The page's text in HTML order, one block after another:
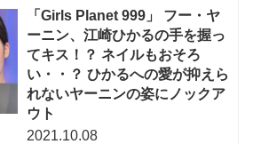
「Girls Planet 999」 フー・ヤ
ーニン、江崎ひかるの手を握っ
てキス！？ ネイルもおそろ
い・・？ ひかるへの愛が抑えら
れないヤーニンの姿にノックア
ウト
2021.10.08